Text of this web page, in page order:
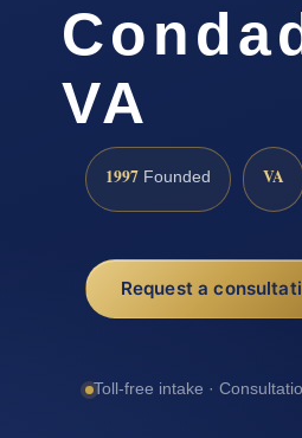
VA
1997 Founded VA
Request a
Toll-free intake ·